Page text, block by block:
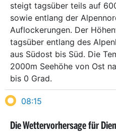
steigt tagsüber teils auf
sowie entlang der
Auflockerungen. Der
tagsüber entlang des
aus Südost bis Süd. Die
2000m Seehöhe von Ost
bis 0 Grad.
08:15
Die Wettervorhersage für